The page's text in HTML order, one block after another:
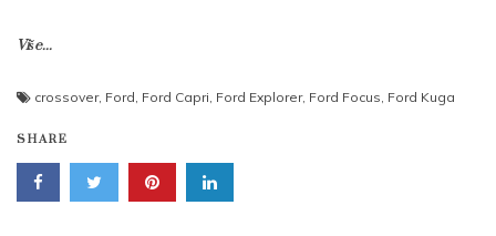
Više...
crossover, Ford, Ford Capri, Ford Explorer, Ford Focus, Ford Kuga
SHARE